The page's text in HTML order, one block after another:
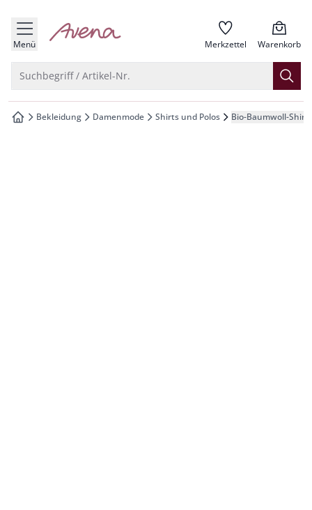
springen
springen
springen
springen
Menü zur Startseite Merkzettel Warenkorb
Suchbegriff / Artikel-Nr.
zur Startseite
Bekleidung Damenmode Shirts und Polos Bio-Baumwoll-Shirt